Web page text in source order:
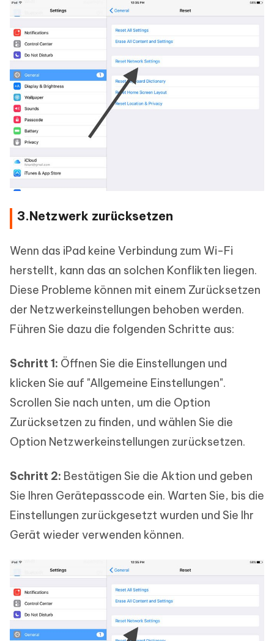
3.Netzwerk zurücksetzen
Wenn das iPad keine Verbindung zum Wi-Fi
herstellt, kann das an solchen Konflikten liegen.
Diese Probleme können mit einem Zurücksetzen
der Netzwerkeinstellungen behoben werden.
Führen Sie dazu die folgenden Schritte aus:
Schritt 1: Öffnen Sie die Einstellungen und
klicken Sie auf "Allgemeine Einstellungen".
Scrollen Sie nach unten, um die Option
Zurücksetzen zu finden, und wählen Sie die
Option Netzwerkeinstellungen zurücksetzen.
Schritt 2: Bestätigen Sie die Aktion und geben
Sie Ihren Gerätepasscode ein. Warten Sie, bis die
Einstellungen zurückgesetzt wurden und Sie Ihr
Gerät wieder verwenden können.